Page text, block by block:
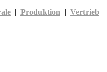
| Produktion | Vertrieb |